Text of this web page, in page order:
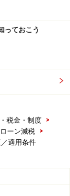
っておこう
税金・制度
>
ーン減税
>
適用条件